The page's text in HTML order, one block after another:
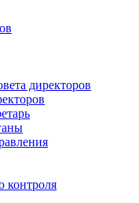
директоров
контроля